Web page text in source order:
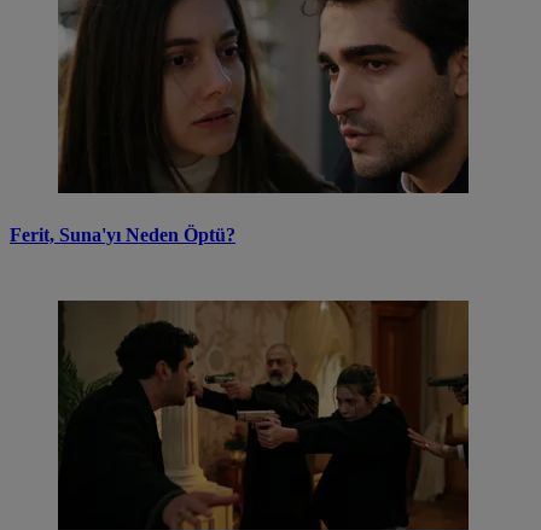
Ferit, Suna'yı Neden Öptü?